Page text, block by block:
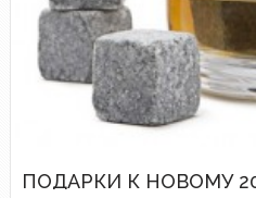
ПОДАРКИ К НОВОМУ